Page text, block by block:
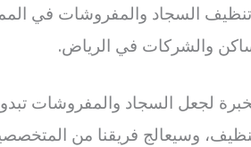
تنظيف السجاد والمفروشات في
والشركات في الرياض.
من 10 سنوات، ولدينا الخبرة لجعل السجاد والمفروشات
وسيعالج فريقنا من